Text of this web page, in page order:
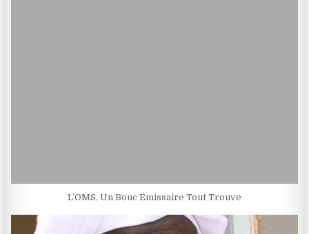
L’OMS, Un Bouc Émissaire Tout Trouve